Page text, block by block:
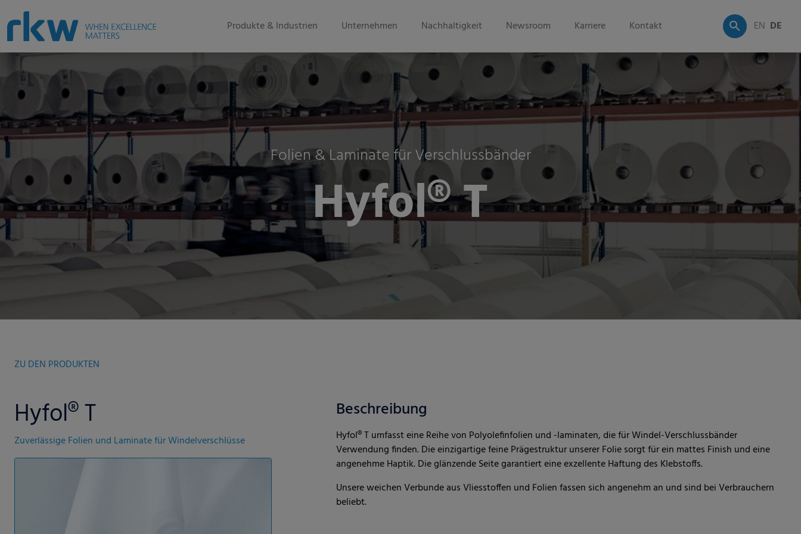
Produkte & Industrien Unternehmen Nachhaltigkeit Newsroom Karriere Kontakt EN DE
Folien & Laminate für Verschlussbänder
Hyfol® T
ZU DEN PRODUKTEN
Hyfol® T
Zuverlässige Folien und Laminate für Windelverschlüsse
Beschreibung
Hyfol® T umfasst eine Reihe von Polyolefinfolien und -laminaten, die für Windel-Verschlussbänder
Verwendung finden. Die einzigartige feine Prägestruktur unserer Folie sorgt für ein mattes Finish und eine
angenehme Haptik. Die glänzende Seite garantiert eine exzellente Haftung des Klebstoffs.
Unsere weichen Verbunde aus Vliesstoffen und Folien fassen sich angenehm an und sind bei Verbrauchern
beliebt.